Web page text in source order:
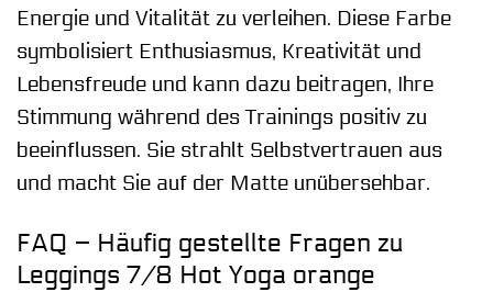
Energie und Vitalität zu verleihen. Diese Farbe
symbolisiert Enthusiasmus, Kreativität und
Lebensfreude und kann dazu beitragen, Ihre
Stimmung während des Trainings positiv zu
beeinflussen. Sie strahlt Selbstvertrauen aus
und macht Sie auf der Matte unübersehbar.
FAQ – Häufig gestellte Fragen zu
Leggings 7/8 Hot Yoga orange